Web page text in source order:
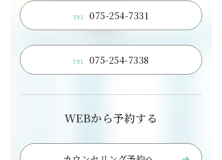
TEL 075-254-7331
TEL 075-254-7338
WEBから予約する